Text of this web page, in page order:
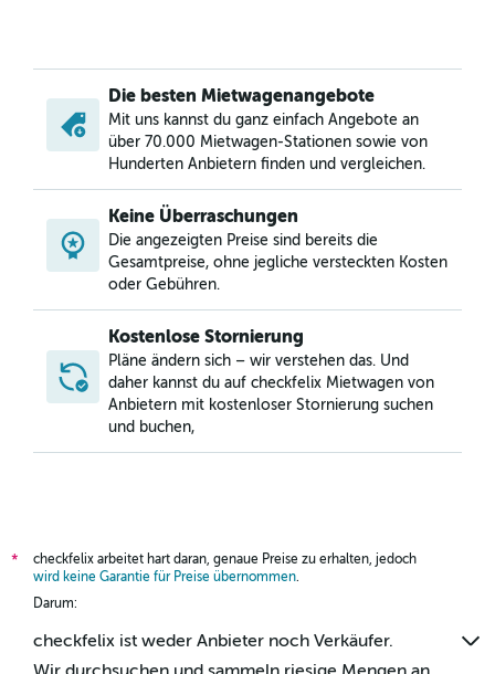
Die besten Mietwagenangebote
Mit uns kannst du ganz einfach Angebote an
über 70.000 Mietwagen-Stationen sowie von
Hunderten Anbietern finden und vergleichen.
Keine Überraschungen
Die angezeigten Preise sind bereits die
Gesamtpreise, ohne jegliche versteckten Kosten
oder Gebühren.
Kostenlose Stornierung
Pläne ändern sich – wir verstehen das. Und
daher kannst du auf checkfelix Mietwagen von
Anbietern mit kostenloser Stornierung suchen
und buchen,
*
checkfelix arbeitet hart daran, genaue Preise zu erhalten, jedoch
wird keine Garantie für Preise übernommen.
Darum:
checkfelix ist weder Anbieter noch Verkäufer.